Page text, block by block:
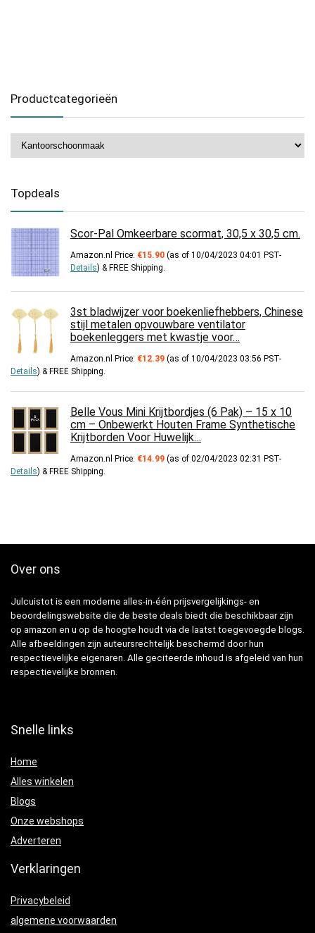
Productcategorieën
Topdeals
Scor-Pal Omkeerbare scormat, 30,5 x 30,5 cm.
Amazon.nl Price: €15.90 (as of 10/04/2023 04:01 PST-
Details) & FREE Shipping.
3st bladwijzer voor boekenliefhebbers, Chinese
stijl metalen opvouwbare ventilator
boekenleggers met kwastje voor…
Amazon.nl Price: €12.39 (as of 10/04/2023 03:56 PST-
Details) & FREE Shipping.
Belle Vous Mini Krijtbordjes (6 Pak) – 15 x 10
cm – Onbewerkt Houten Frame Synthetische
Krijtborden Voor Huwelijk…
Amazon.nl Price: €14.99 (as of 02/04/2023 02:31 PST-
Details) & FREE Shipping.
Over ons
Julcuistot is een moderne alles-in-één prijsvergelijkings- en
beoordelingswebsite die de beste deals biedt die beschikbaar zijn
op amazon en u op de hoogte houdt via de laatst toegevoegde blogs.
Alle afbeeldingen zijn auteursrechtelijk beschermd door hun
respectievelijke eigenaren. Alle geciteerde inhoud is afgeleid van hun
respectievelijke bronnen.
Snelle links
Home
Alles winkelen
Blogs
Onze webshops
Adverteren
Verklaringen
Privacybeleid
algemene voorwaarden